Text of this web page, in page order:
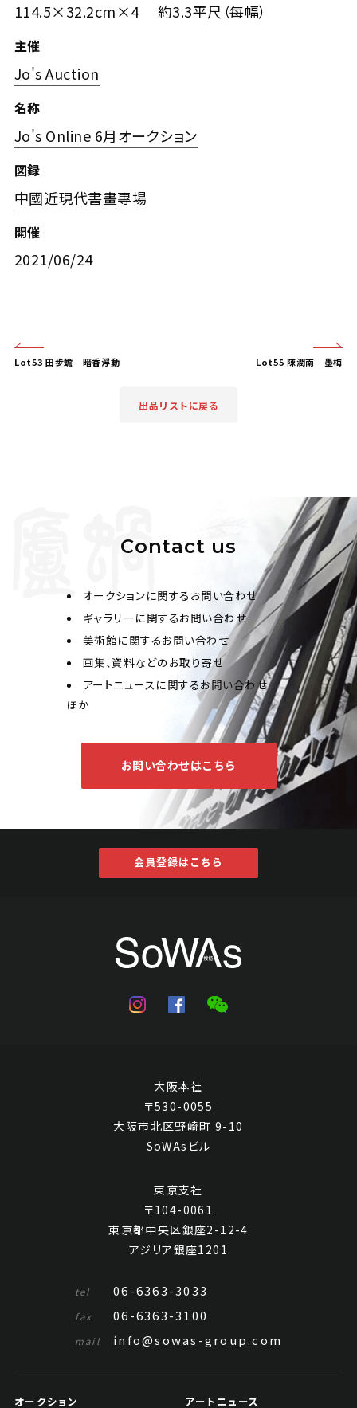
114.5×32.2cm×4 約3.3平尺（每幅）
主催
Jo's Auction
名称
Jo's Online 6月オークション
図録
中國近現代書畫專場
開催
2021/06/24
Lot53 田步蟾 暗香浮動 Lot55 陳潤南 墨梅
出品リストに戻る
Contact us
オークションに関するお問い合わせ
ギャラリーに関するお問い合わせ
美術館に関するお問い合わせ
画集、資料などのお取り寄せ
アートニュースに関するお問い合わせ
ほか
お問い合わせはこちら
会員登録はこちら
大阪本社
〒530-0055
大阪市北区野崎町 9-10
SoWAsビル
東京支社
〒104-0061
東京都中央区銀座2-12-4
アジリア銀座1201
tel 06-6363-3033
fax 06-6363-3100
mail info@sowas-group.com
オークション アートニュース